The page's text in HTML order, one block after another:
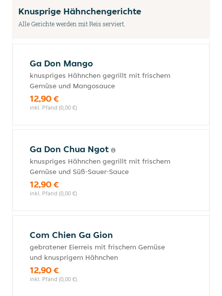
Knusprige Hähnchengerichte
Alle Gerichte werden mit Reis serviert.
Ga Don Mango
knuspriges Hähnchen gegrillt mit frischem
Gemüse und Mangosauce
12,90 €
inkl. Pfand (0,00 €)
Ga Don Chua Ngot
knuspriges Hähnchen gegrillt mit frischem
Gemüse und Süß-Sauer-Sauce
12,90 €
inkl. Pfand (0,00 €)
Com Chien Ga Gion
gebratener Eierreis mit frischem Gemüse
und knusprigem Hähnchen
12,90 €
inkl. Pfand (0,00 €)